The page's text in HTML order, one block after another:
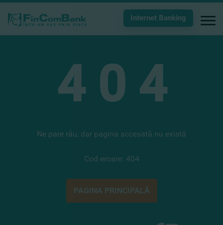
Internet Banking
4 0 4
Ne pare rău, dar pagina accesată nu există
Cod eroare: 404
PAGINA PRINCIPALĂ